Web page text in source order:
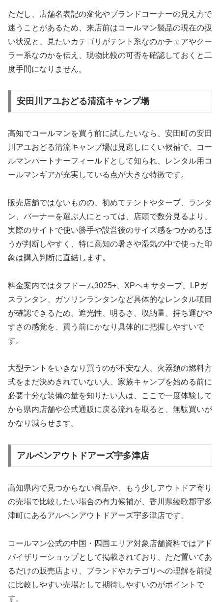
ただし、店舗名表記の変化やブランドコーナーの見え方で
迷うことがあるため、来店前はコールマン製品の現在の扱
い状況と、見たいカテゴリがテント系なのかチェアやクー
ラー系なのかを伝え、現物比較の可否を確認しておくと二
度手間になりません。
安田川アユおどる清流キャンプ場
高知でコールマンを買う前に試したいなら、安田町の安田
川アユおどる清流キャンプ場は見逃しにくい候補で、コー
ルマンパートナーフィールドとして知られ、レンタル用コ
ールマンギアが充実している点が大きな特徴です。
販売店舗ではないものの、初めてテントやタープ、ランタ
ン、バーナーを選ぶ人にとっては、店頭で数分見るより、
実際のサイトで使い勝手や設営後のサイズ感をつかめるほ
うが判断しやすく、特に高知の暑さや湿気の中で使った印
象は購入判断に直結します。
料金案内ではタフドーム3025+、XPヘキサタープ、LPガ
スランタン、ガソリンランタンなど具体的なレンタル項目
が確認できるため、遮光性、明るさ、収納量、持ち運びや
すさの感覚を、買う前にかなり具体的に把握しやすいで
す。
大型テントをいきなり買うのが不安な人、火器類の燃料方
式をまだ決めきれていない人、家族キャンプを始める前に
必要十分な装備の量を知りたい人は、ここで一度体験して
から県内店舗や公式通販に戻る流れを取ると、無駄買いが
かなり減らせます。
アルペンアウトドアーズ宇多津店
高知県内で見つからない商品や、もう少しアウトドア寄り
の売場で比較したい場合の有力候補が、香川県綾歌郡宇多
津町にあるアルペンアウトドアーズ宇多津店です。
コールマン公式の中国・四国エリア対象店舗資料ではアド
バイザリーショップとして掲載されており、ただ置いてあ
るだけの販売店より、ブランドやカテゴリへの理解を前提
に比較しやすい売場として期待しやすいのがポイントで
す。